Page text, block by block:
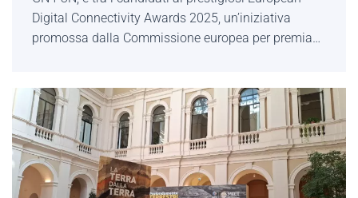
Digital Connectivity Awards 2025, un’iniziativa
promossa dalla Commissione europea per premia…